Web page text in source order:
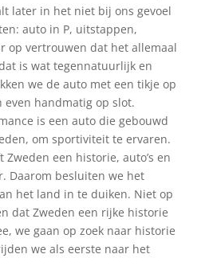
later in het niet bij ons gevoel
auto in P, uitstappen,
op vertrouwen dat het allemaal
is wat tegennatuurlijk en
we de auto met een tikje op
handmatig op slot.
is een auto die gebouwd
om sportiviteit te ervaren.
een historie, auto’s en
Daarom besluiten we het
het land in te duiken. Niet op
dat Zweden een rijke historie
we gaan op zoek naar historie
we als eerste naar het